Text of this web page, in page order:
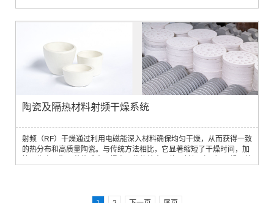
外加热农产品，从而在整个过程中产生均匀的温度。这一过程有助于减
少农产品上的微生物负荷，抑制可能导致腐败的微生物的生长。 此外，
射频加热还降低...
陶瓷及隔热材料射频干燥系统
射频（RF）干燥通过利用电磁能深入材料确保均匀干燥，从而获得一致
的热分布和高质量陶瓷。与传统方法相比，它显著缩短了干燥时间，加
低了能耗，从而降低了...